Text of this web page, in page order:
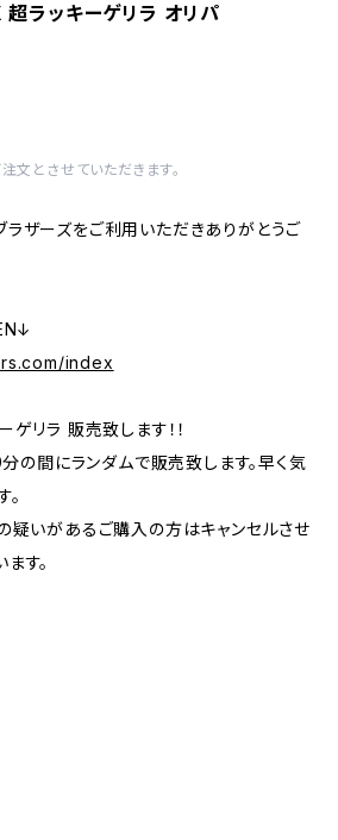
ラッキーゲリラ オリパ
文とさせていただきます。
ラザーズをご利用いただきありがとうご
index
リラ 販売致します！！
間にランダムで販売致します。早く気
いがあるご購入の方はキャンセルさせ
す。